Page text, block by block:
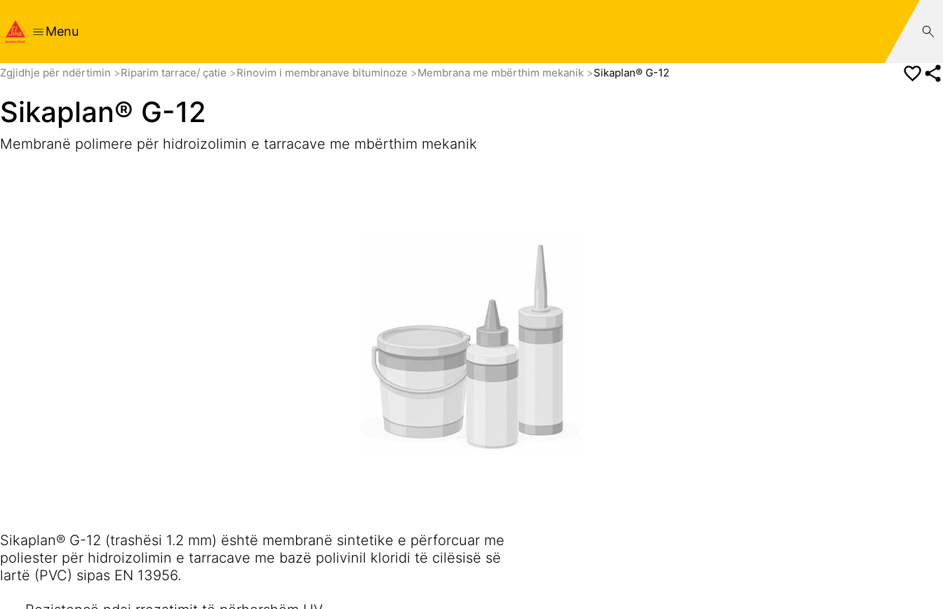
Menu
Zgjidhje për ndërtimin Riparim tarrace/ çatie Rinovim i membranave bituminoze Membrana me mbërthim mekanik Sikaplan® G-12
Sikaplan® G-12
Membranë polimere për hidroizolimin e tarracave me mbërthim mekanik
Sikaplan® G-12 (trashësi 1.2 mm) është membranë sintetike e përforcuar me
poliester për hidroizolimin e tarracave me bazë polivinil kloridi të cilësisë së
lartë (PVC) sipas EN 13956.
Vështrim i përgjithshëmDetajet e produktitAplikimiDokumenta